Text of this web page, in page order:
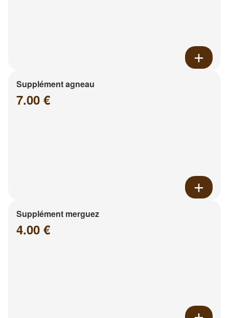
Supplément agneau
7.00 €
Supplément merguez
4.00 €